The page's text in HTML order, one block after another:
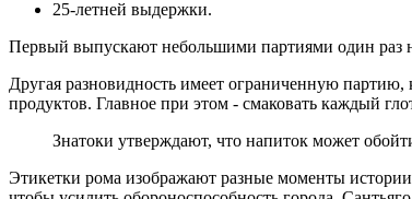
25-летней выдержки.
Первый выпускают небольшими партиями один раз
Другая разновидность имеет ограниченную партию,
продуктов. Главное при этом - смаковать каждый
Знатоки утверждают, что напиток может
Этикетки рома изображают разные моменты